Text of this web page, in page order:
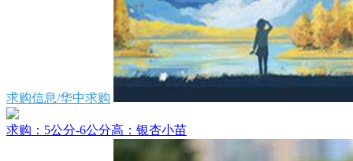
求购信息/华中求购
求购：5公分-6公分高：银杏小苗